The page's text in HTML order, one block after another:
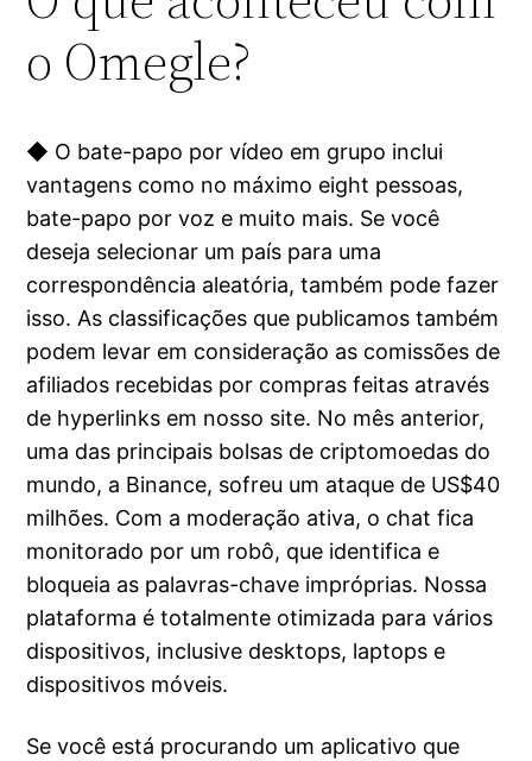
o Omegle?
◆ O bate-papo por vídeo em grupo inclui
vantagens como no máximo eight pessoas,
bate-papo por voz e muito mais. Se você
deseja selecionar um país para uma
correspondência aleatória, também pode fazer
isso. As classificações que publicamos também
podem levar em consideração as comissões de
afiliados recebidas por compras feitas através
de hyperlinks em nosso site. No mês anterior,
uma das principais bolsas de criptomoedas do
mundo, a Binance, sofreu um ataque de US$40
milhões. Com a moderação ativa, o chat fica
monitorado por um robô, que identifica e
bloqueia as palavras-chave impróprias. Nossa
plataforma é totalmente otimizada para vários
dispositivos, inclusive desktops, laptops e
dispositivos móveis.
Se você está procurando um aplicativo que